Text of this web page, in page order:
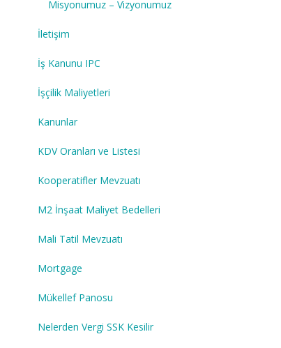
Misyonumuz – Vizyonumuz
İletişim
İş Kanunu IPC
İşçilik Maliyetleri
Kanunlar
KDV Oranları ve Listesi
Kooperatifler Mevzuatı
M2 İnşaat Maliyet Bedelleri
Mali Tatil Mevzuatı
Mortgage
Mükellef Panosu
Nelerden Vergi SSK Kesilir